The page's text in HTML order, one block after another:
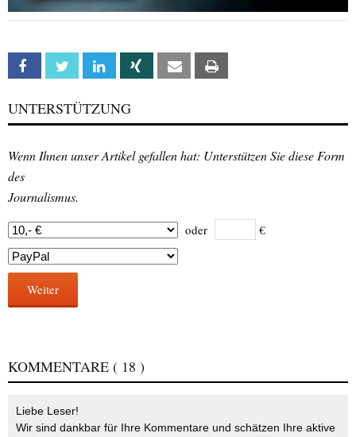
Facebook Twitter Linkedin Xing Email
UNTERSTÜTZUNG
Wenn Ihnen unser Artikel gefallen hat: Unterstützen Sie diese Form
des
Journalismus.
oder €
Weiter
KOMMENTARE ( 18 )
Liebe Leser!
Wir sind dankbar für Ihre Kommentare und schätzen Ihre aktive